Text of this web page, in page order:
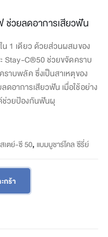
ช่วยลดอาการเสียวฟัน
1 เดียว ด้วยส่วนผสมของ
Stay-C®50 ช่วยขจัดคราบ
าบพลัค ซึ่งเป็นสาเหตุของ
อาการเสียวฟัน เมื่อใช้อย่าง
ช่วยป้องกันฟันผุ
สเตย์-ซี 50, แบมบูชาร์โคล ซีรี่ย์
กร้า